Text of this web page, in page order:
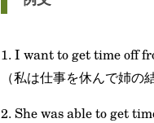
1. I want to get time off
（私は仕事を休んで姉の
2. She was able to get